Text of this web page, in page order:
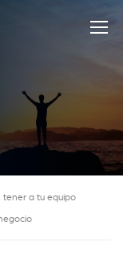
tener a tu equipo